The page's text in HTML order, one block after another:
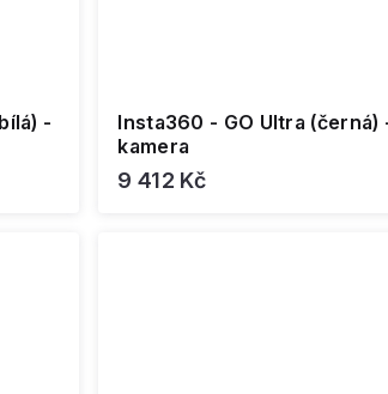
-
Insta360 - GO Ultra (černá)
kamera
9 412 Kč